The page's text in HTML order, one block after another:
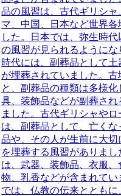
品の風習は、古代ギリシャ
マ、中国、日本など世界各
した。日本では、弥生時
の風習が見られるようにな
時代には、副葬品として
が埋葬されていました。古
と、副葬品の種類は多様
具、装飾品などが副葬され
ました。古代ギリシャやロ
は、副葬品として、亡くな
品や、その人が生前に大切
を埋葬する風習がありまし
は、武器、装飾品、衣服、
物、乳香などが含まれてい
では、仏教の伝来とともに